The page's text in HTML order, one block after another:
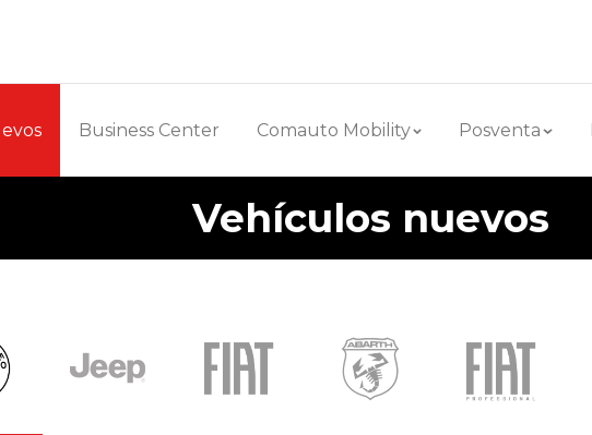
Business Center Comauto Mobility Posventa
Vehículos nuevos